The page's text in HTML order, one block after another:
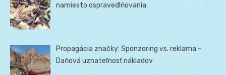
namiesto ospravedlňovania
Propagácia značky: Sponzoring vs. reklama –
Daňová uznateľnosť nákladov